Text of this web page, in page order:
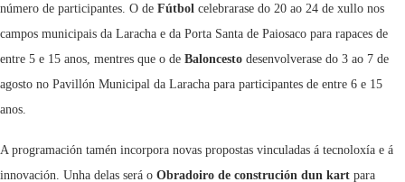
número de participantes. O de Fútbol celebrarase do 20 ao 24 de xullo nos
campos municipais da Laracha e da Porta Santa de Paiosaco para rapaces de
entre 5 e 15 anos, mentres que o de Baloncesto desenvolverase do 3 ao 7 de
agosto no Pavillón Municipal da Laracha para participantes de entre 6 e 15
anos.
A programación tamén incorpora novas propostas vinculadas á tecnoloxía e á
innovación. Unha delas será o Obradoiro de construción dun kart para